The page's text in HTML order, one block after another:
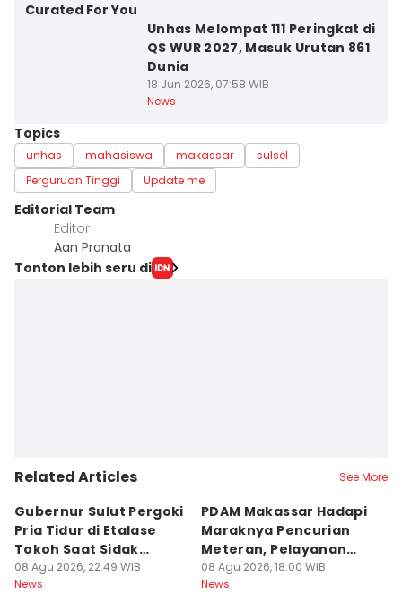
Curated For You
Unhas Melompat 111 Peringkat di
QS WUR 2027, Masuk Urutan 861
Dunia
18 Jun 2026, 07:58 WIB
News
Topics
unhas mahasiswa makassar
sulsel
Perguruan Tinggi
Update me
Editorial Team
Editor
Aan Pranata
Tonton lebih seru di
Related Articles See More
Gubernur Sulut Pergoki
Pria Tidur di Etalase
Tokoh Saat Sidak
Gedung
08 Agu 2026, 22:49 WIB
News
PDAM Makassar Hadapi
Maraknya Pencurian
Meteran, Pelayanan
Ikut Terdampak
08 Agu 2026, 18:00 WIB
News